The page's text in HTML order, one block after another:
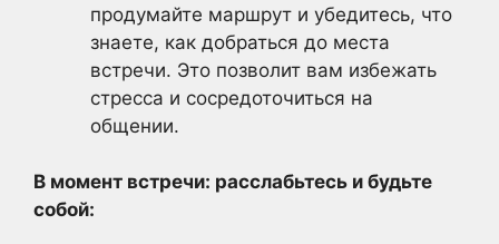
продумайте маршрут и убедитесь, что
знаете, как добраться до места
встречи. Это позволит вам избежать
стресса и сосредоточиться на
общении.
В момент встречи: расслабьтесь и будьте
собой: